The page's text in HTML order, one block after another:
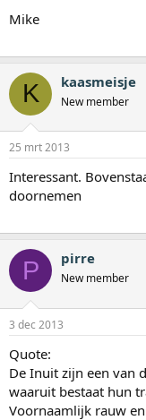
Mike
K kaasmeisje
New member
25 mrt 2013
Interessant.
doornemen
P pirre
New member
3 dec 2013
Quote:
De Inuit zijn een van
waaruit bestaat hun
Voornaamlijk rauw